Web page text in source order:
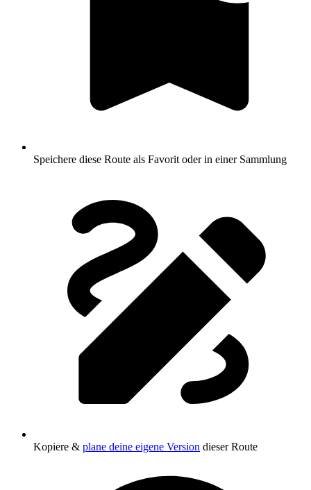
Speichere diese Route als Favorit oder in einer Sammlung
Kopiere & plane deine eigene Version dieser Route